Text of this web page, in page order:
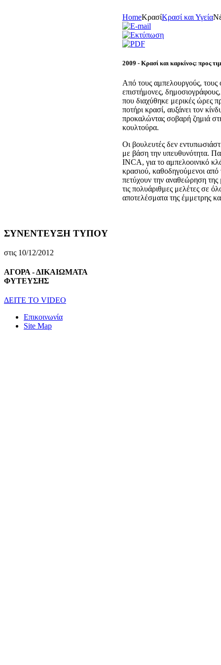
HomeΚρασίΚρασί και Υγεία
2009 - Kρασί και καρκίνος: προς
Από τους αμπελουργούς, τους
επιστήμονες,
που διαχύθηκε μερικές ώρες
ποτήρι κρασί, αυξάνει τον
προκαλώντας σοβαρή ζημιά
κουλτούρα.
Οι βουλευτές δεν
με βάση την υπευθυνότητα.
INCA, για το αμπελοοινικό
κρασιού, καθοδηγούμενοι από
πετύχουν την αναθεώρηση της
τις πολυάριθμες μελέτες σε
αποτελέσματα της έμμετρης
ΣΥΝΕΝΤΕΥΞΗ ΤΥΠΟΥ
στις 10/12/2012
ΑΓΟΡΑ - ΔΙΚΑΙΩΜΑΤΑ
ΦΥΤΕΥΣΗΣ
ΔEITE TO VIDEO
Επικοινωνία
Site Map